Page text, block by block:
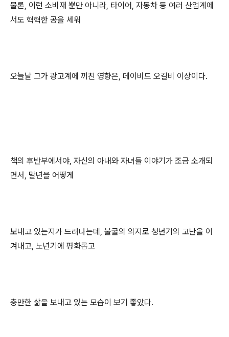
물론, 이런 소비재 뿐만 아니라, 타이어, 자동차 등 여러 산업계에
서도 혁혁한 공을 세워
오늘날 그가 광고계에 끼친 영향은, 데이비드 오길비 이상이다.
책의 후반부에서야, 자신의 아내와 자녀들 이야기가 조금 소개되
면서, 말년을 어떻게
보내고 있는지가 드러나는데, 불굴의 의지로 청년기의 고난을 이
겨내고, 노년기에 평화롭고
충만한 삶을 보내고 있는 모습이 보기 좋았다.